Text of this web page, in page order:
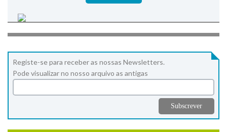
Registe-se para receber as nossas Newsletters.
Pode visualizar no nosso arquivo as antigas